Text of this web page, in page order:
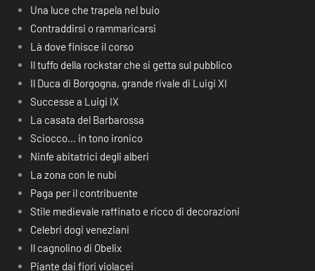
Una luce che trapela nel buio
Contraddirsi o rammaricarsi
Là dove finisce il corso
Il tuffo della rockstar che si getta sul pubblico
Il Duca di Borgogna, grande rivale di Luigi XI
Successe a Luigi IX
La casata del Barbarossa
Sciocco… in tono ironico
Ninfe abitatrici degli alberi
La zona con le nubi
Paga per il contribuente
Stile medievale raffinato e ricco di decorazioni
Celebri dogi veneziani
Il cagnolino di Obelix
Piante dai fiori violacei